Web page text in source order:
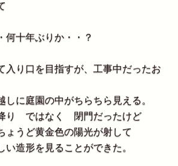
何十年ぶりか・・？
入り口を目指すが、工事中だったお
しに庭園の中がちらちら見える。
り ではなく 閉門だったけど
うど黄金色の陽光が射して
い造形を見ることができた。